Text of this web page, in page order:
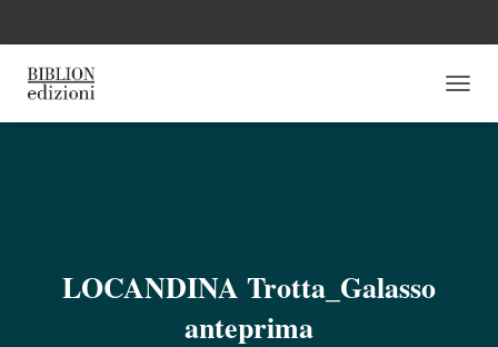
A
LOCANDINA Trotta_Galasso
anteprima